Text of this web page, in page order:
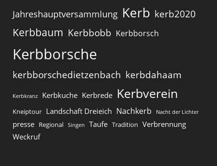
Jahreshauptversammlung Kerb kerb2020
Kerbbaum Kerbbobb Kerbborsch
Kerbborsche
kerbborschedietzenbach kerbdahaam
Kerbkranz Kerbkuche Kerbrede Kerbverein
Kneiptour Landschaft Dreieich Nachkerb Nacht der Lichter
presse Regional Singen Taufe Tradition Verbrennung
Weckruf